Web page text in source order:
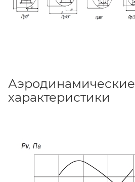
Аэродинамические
характеристики